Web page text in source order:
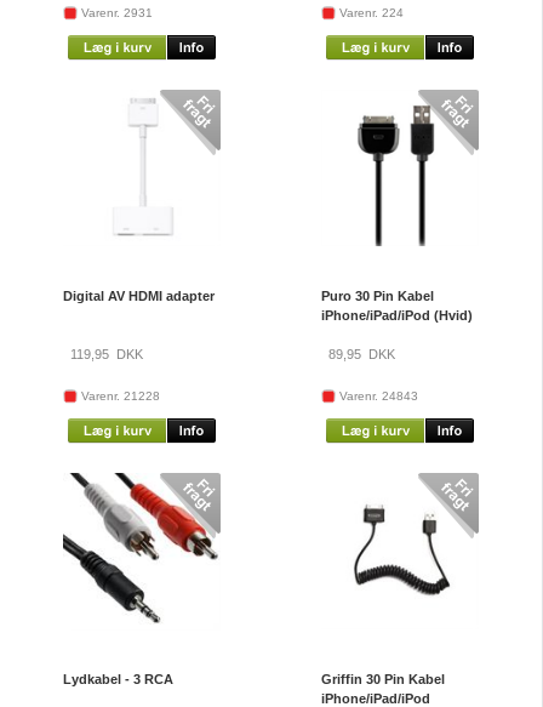
Varenr. 2931 Varenr. 224
Digital AV HDMI adapter
119,95DKK
Varenr. 21228
Puro 30 Pin Kabel
iPhone/iPad/iPod (Hvid)
89,95 DKK
Varenr. 24843
Lydkabel - 3 RCA
Griffin 30 Pin Kabel
iPhone/iPad/iPod